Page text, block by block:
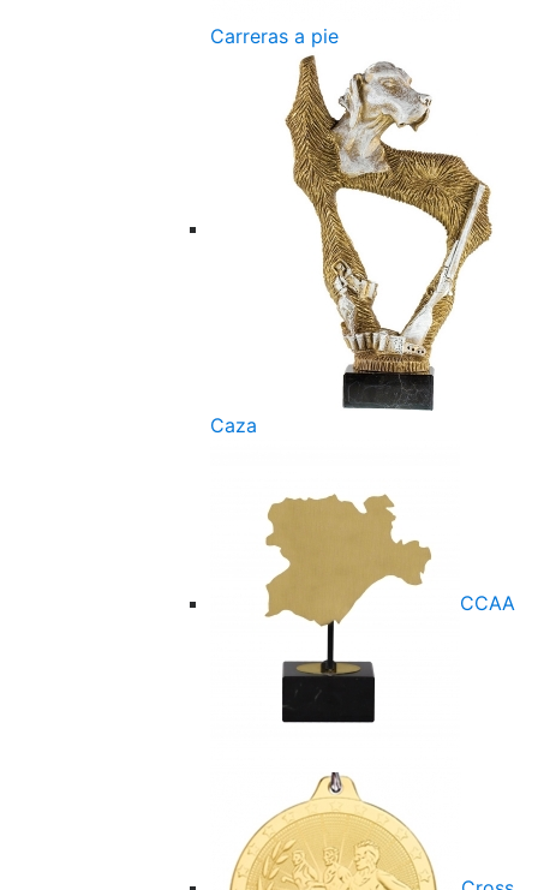
Carreras a pie
Caza
CCAA